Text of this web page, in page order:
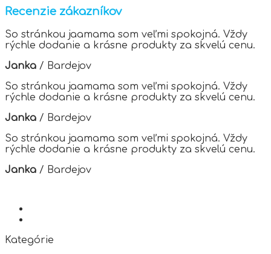
variants.
The
options
may
be
chosen
on
the
product
page
Recenzie zákazníkov
So stránkou jaamama som veľmi spokojná. Vždy
rýchle dodanie a krásne produkty za skvelú cenu.
Janka / Bardejov
So stránkou jaamama som veľmi spokojná. Vždy
rýchle dodanie a krásne produkty za skvelú cenu.
Janka / Bardejov
So stránkou jaamama som veľmi spokojná. Vždy
rýchle dodanie a krásne produkty za skvelú cenu.
Janka / Bardejov
Kategórie